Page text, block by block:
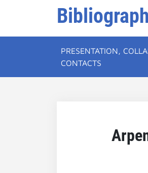
PRESENTATION,
CONTACTS